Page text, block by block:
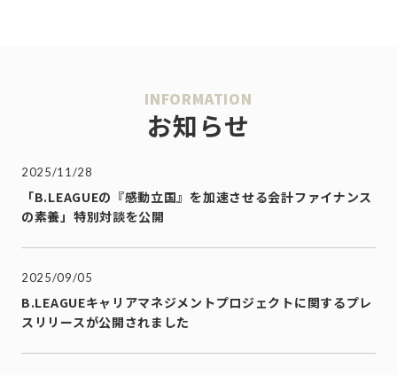
INFORMATION
お知らせ
2025/11/28
「B.LEAGUEの『感動立国』を加速させる会計ファイナンス
の素養」特別対談を公開
2025/09/05
B.LEAGUEキャリアマネジメントプロジェクトに関するプレ
スリリースが公開されました